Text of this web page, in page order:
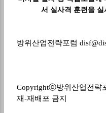
서 실사격 훈련을 실
방위산업전략포럼
Copyrightⓒ방위산업전략
재-재배포 금지